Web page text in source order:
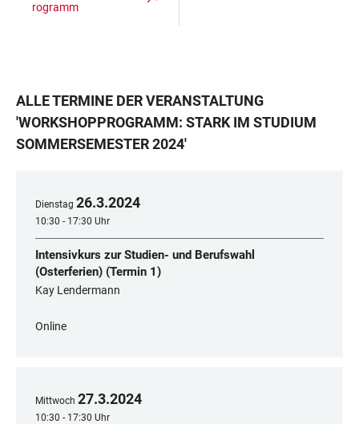
rogramm
ALLE TERMINE DER VERANSTALTUNG
'WORKSHOPPROGRAMM: STARK IM STUDIUM
SOMMERSEMESTER 2024'
Dienstag 26.3.2024
10:30 - 17:30 Uhr
Intensivkurs zur Studien- und Berufswahl
(Osterferien) (Termin 1)
Kay Lendermann
Online
Mittwoch 27.3.2024
10:30 - 17:30 Uhr